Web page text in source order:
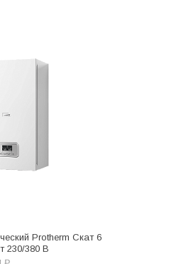
Protherm Скат 6
230/380 В